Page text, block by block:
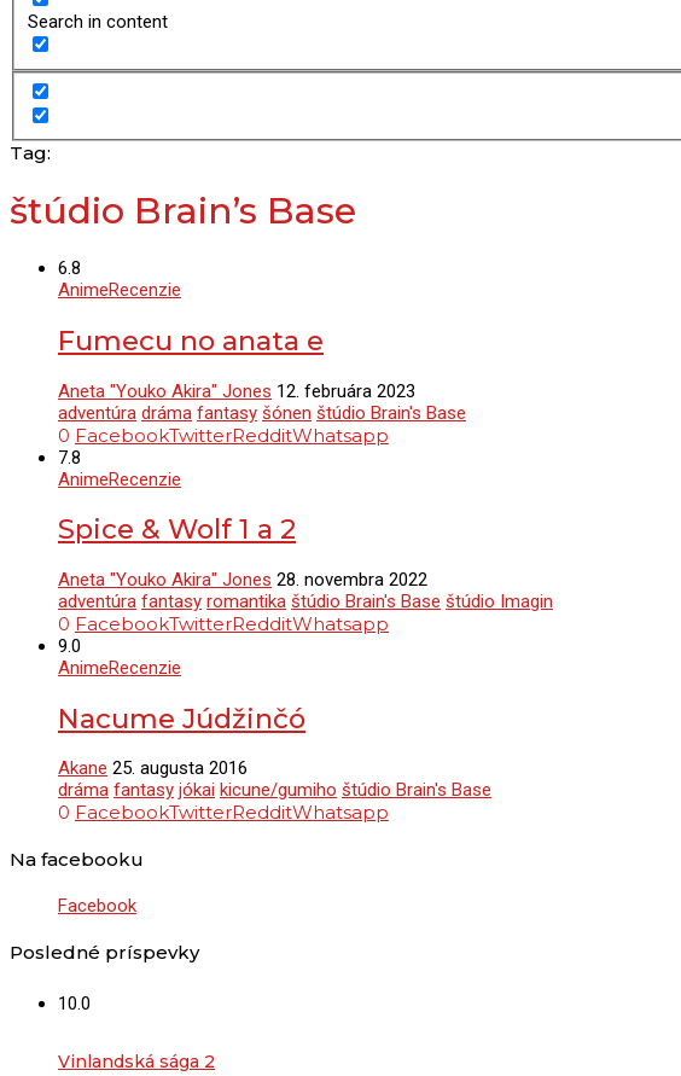
Search in content
Tag:
štúdio Brain’s Base
6.8
AnimeRecenzie
Fumecu no anata e
Aneta "Youko Akira" Jones 12. februára 2023
adventúra dráma fantasy šónen štúdio Brain's Base
0 FacebookTwitterRedditWhatsapp
7.8
AnimeRecenzie
Spice & Wolf 1 a 2
Aneta "Youko Akira" Jones 28. novembra 2022
adventúra fantasy romantika štúdio Brain's Base štúdio Imagin
0 FacebookTwitterRedditWhatsapp
9.0
AnimeRecenzie
Nacume Júdžinčó
Akane 25. augusta 2016
dráma fantasy jókai kicune/gumiho štúdio Brain's Base
0 FacebookTwitterRedditWhatsapp
Na facebooku
Facebook
Posledné príspevky
10.0
Vinlandská sága 2